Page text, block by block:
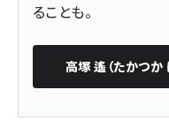
ることも。
高塚 遙（たかつか